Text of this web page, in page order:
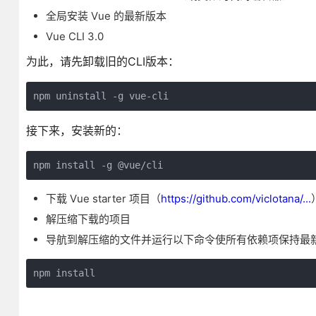
全局安装 Vue 的最新版本
Vue CLI 3.0
为此，请先卸载旧的CLI版本：
npm uninstall -g vue-cli
接下来，安装新的：
npm install -g @vue/cli
下载 Vue starter 项目（https://github.com/viclotana/...
解压缩下载的项目
导航到解压缩的文件并运行以下命令使所有依赖项保持最
npm install